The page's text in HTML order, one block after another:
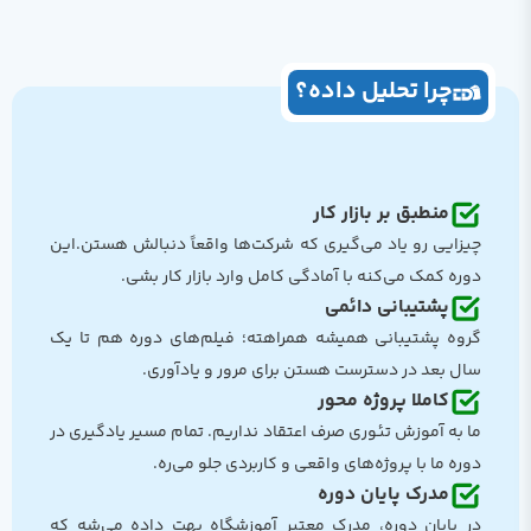
چرا تحلیل داده؟
منطبق بر بازار کار
چیزایی رو یاد می‌گیری که شرکت‌ها واقعاً دنبالش هستن.این
دوره کمک می‌کنه با آمادگی کامل وارد بازار کار بشی.
پشتیبانی دائمی
گروه پشتیبانی همیشه همراهته؛ فیلم‌های دوره هم تا یک
سال بعد در دسترست هستن برای مرور و یادآوری.
کاملا پروژه محور
ما به آموزش تئوری صرف اعتقاد نداریم. تمام مسیر یادگیری در
دوره ما با پروژه‌های واقعی و کاربردی جلو می‌ره.
مدرک پایان دوره